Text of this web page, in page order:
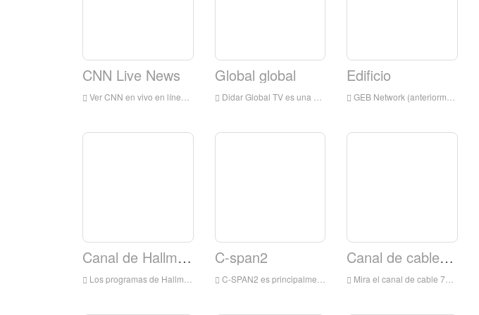
CNN Live News
Ver CNN en vivo en línea, CNN TV en vivo, CNN TV es una estación de televisión en Estados Unidos.
Global global
Didar Global TV es una estación de televisión en Los Ángeles, California, Estados Unidos, ofrece programas que incluyen descubrimientos médicos, noticias, música, películas, seriales, poemas e información.
Edificio
GEB Network (anteriormente conocida como Golden Eagle Broadcasting) es una red de televisión digital por satélite, que se transmite principalmente de programación cristiana y familiar.
Canal de Hallmark
Los programas de Hallmark Channel son principalmente para familias, integrando películas de televisión y miniserias, series de televisión originales y adquiridas y espectáculos de estilo de vida.
C-span2
C-SPAN2 es principalmente para informes sobre eventos políticos en los Estados Unidos, especialmente para transmisiones en vivo desde el principio hasta el final del Congreso de los Estados Unidos; así como informes sobre los parlamentos canadienses, australianos y británicos y rastreando otros eventos importantes de todo el mundo
Canal de cable 78
Mira el canal de cable 78 Streaming en vivo en línea, Canal de cable 78 TV Streaming en vivo, Canal de cable 78 TV es una estación de televisión en Estados Unidos